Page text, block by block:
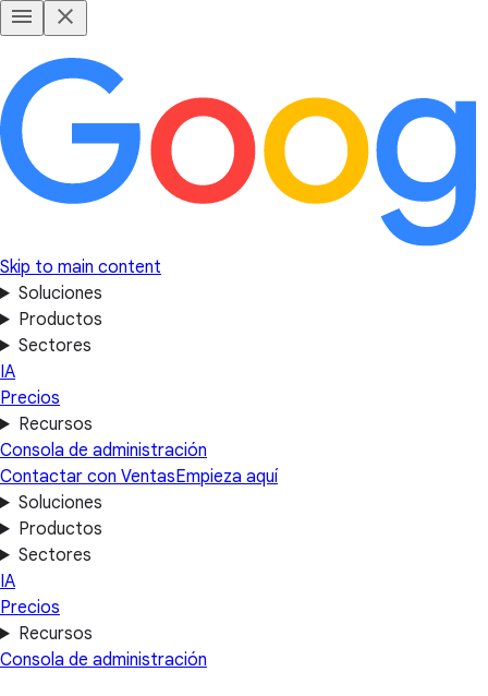
Skip to main content
Soluciones
Productos
Sectores
IA
Precios
Recursos
Consola de administración
Contactar con VentasEmpieza aquí
Soluciones
Productos
Sectores
IA
Precios
Recursos
Consola de administración